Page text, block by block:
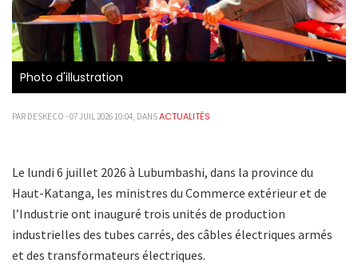
Photo d'illustration
PAR DESKECO - 07 JUIL 2026 10:04, DANSACTUALITÉS
Le lundi 6 juillet 2026 à Lubumbashi, dans la province du
Haut-Katanga, les ministres du Commerce extérieur et de
l’Industrie ont inauguré trois unités de production
industrielles des tubes carrés, des câbles électriques armés
et des transformateurs électriques.